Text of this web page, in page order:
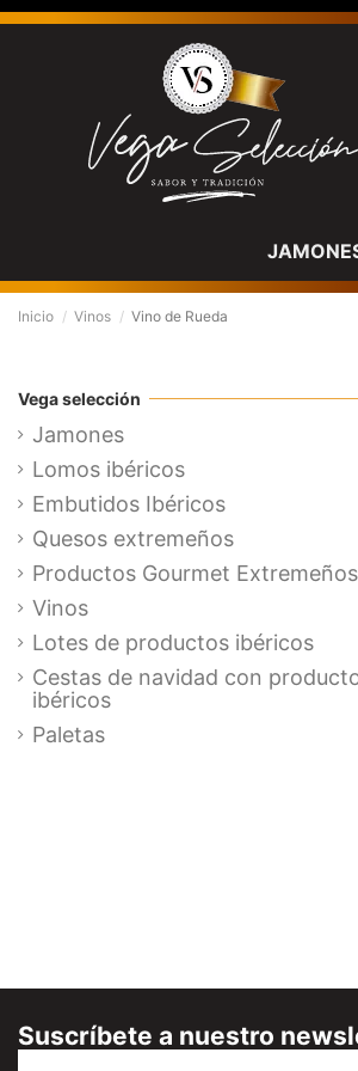
Inicio Vinos Vino de Rueda
Vega selección
Jamones
Lomos ibéricos
Embutidos Ibéricos
Quesos extremeños
Productos Gourmet Extremeños
Vinos
Lotes de productos ibéricos
Cestas de navidad con
ibéricos
Paletas
Suscríbete a nuestro